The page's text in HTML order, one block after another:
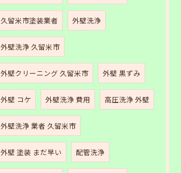
久留米市塗装業者 外壁洗浄
外壁洗浄 久留米市
外壁クリーニング 久留米市 外壁 黒ずみ
外壁 コケ 外壁洗浄 費用 高圧洗浄 外壁
外壁洗浄 業者 久留米市
外壁 塗装 まだ早い 配管洗浄